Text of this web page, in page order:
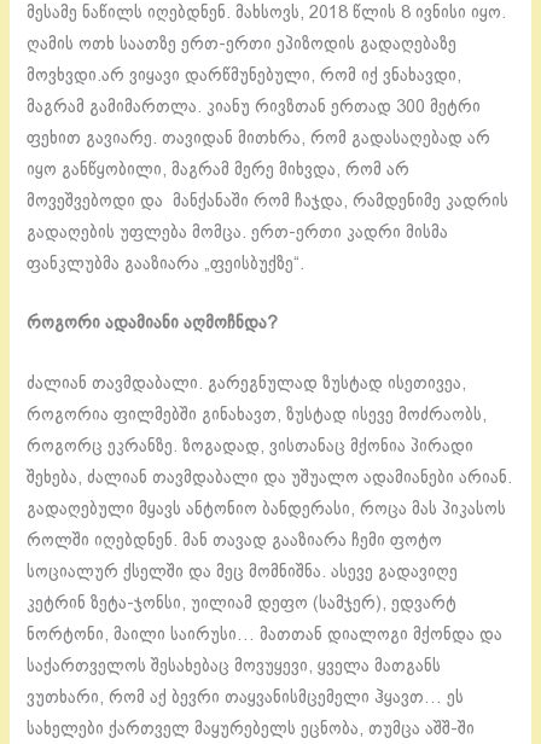
მესამე ნაწილს იღებდნენ. მახსოვს, 2018 წლის 8 ივნისი იყო.
ღამის ოთხ საათზე ერთ-ერთი ეპიზოდის გადაღებაზე
მოვხვდი.არ ვიყავი დარწმუნებული, რომ იქ ვნახავდი,
მაგრამ გამიმართლა. კიანუ რივზთან ერთად 300 მეტრი
ფეხით გავიარე. თავიდან მითხრა, რომ გადასაღებად არ
იყო განწყობილი, მაგრამ მერე მიხვდა, რომ არ
მოვეშვებოდი და მანქანაში რომ ჩაჯდა, რამდენიმე კადრის
გადაღების უფლება მომცა. ერთ-ერთი კადრი მისმა
ფანკლუბმა გააზიარა „ფეისბუქზე“.
როგორი ადამიანი აღმოჩნდა?
ძალიან თავმდაბალი. გარეგნულად ზუსტად ისეთივეა,
როგორია ფილმებში გინახავთ, ზუსტად ისევე მოძრაობს,
როგორც ეკრანზე. ზოგადად, ვისთანაც მქონია პირადი
შეხება, ძალიან თავმდაბალი და უშუალო ადამიანები არიან.
გადაღებული მყავს ანტონიო ბანდერასი, როცა მას პიკასოს
როლში იღებდნენ. მან თავად გააზიარა ჩემი ფოტო
სოციალურ ქსელში და მეც მომნიშნა. ასევე გადავიღე
კეტრინ ზეტა-ჯონსი, უილიამ დეფო (სამჯერ), ედვარტ
ნორტონი, მაილი საირუსი… მათთან დიალოგი მქონდა და
საქართველოს შესახებაც მოვუყევი, ყველა მათგანს
ვუთხარი, რომ აქ ბევრი თაყვანისმცემელი ჰყავთ… ეს
სახელები ქართველ მაყურებელს ეცნობა, თუმცა აშშ-ში